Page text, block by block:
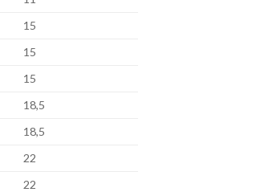
15
15
15
18,5
18,5
22
22